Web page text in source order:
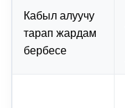
Кабыл алуучу
тарап жардам
бербесе